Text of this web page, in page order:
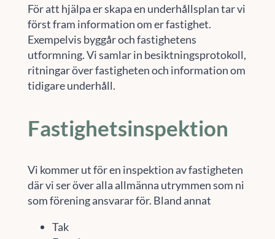
För att hjälpa er skapa en underhållsplan tar vi
först fram information om er fastighet.
Exempelvis byggår och fastighetens
utformning. Vi samlar in besiktningsprotokoll,
ritningar över fastigheten och information om
tidigare underhåll.
Fastighetsinspektion
Vi kommer ut för en inspektion av fastigheten
där vi ser över alla allmänna utrymmen som ni
som förening ansvarar för. Bland annat
Tak